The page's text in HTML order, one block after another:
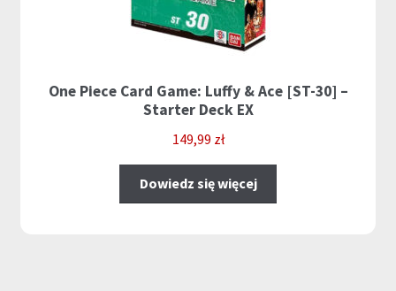
One Piece Card Game: Luffy & Ace [ST-30] –
Starter Deck EX
149,99 zł
Dowiedz się więcej